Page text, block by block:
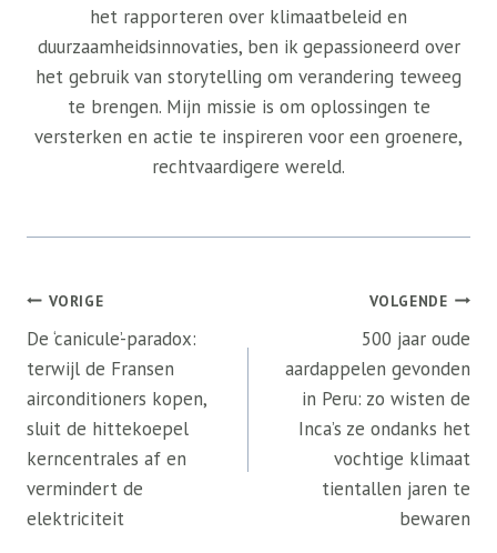
het rapporteren over klimaatbeleid en
duurzaamheidsinnovaties, ben ik gepassioneerd over
het gebruik van storytelling om verandering teweeg
te brengen. Mijn missie is om oplossingen te
versterken en actie te inspireren voor een groenere,
rechtvaardigere wereld.
Bericht
navigatie
VORIGE
De ‘canicule’-paradox:
terwijl de Fransen
airconditioners kopen,
sluit de hittekoepel
kerncentrales af en
vermindert de
elektriciteit
VOLGENDE
500 jaar oude
aardappelen gevonden
in Peru: zo wisten de
Inca’s ze ondanks het
vochtige klimaat
tientallen jaren te
bewaren